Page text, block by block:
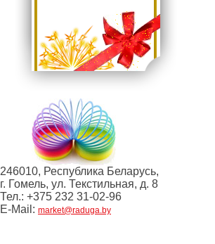
246010, Республика Беларусь,
г. Гомель, ул. Текстильная, д. 8
Тел.: +375 232 31-02-96
E-Mail: market@raduga.by